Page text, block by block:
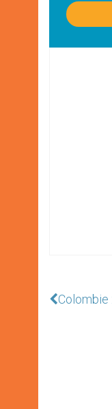
Colombie